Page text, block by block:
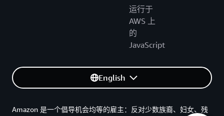
运行于
AWS 上
的
JavaScript
English
Amazon 是一个倡导机会均等的雇主：反对少数族裔、妇女、残